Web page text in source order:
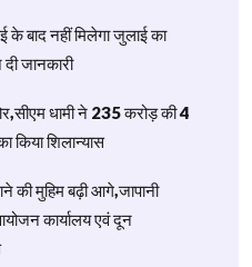
के बाद नहीं मिलेगा जुलाई का
दी जानकारी
धामी ने 235 करोड़ की 4
किया शिलान्यास
की मुहिम बढ़ी आगे,जापानी
कार्यालय एवं दून